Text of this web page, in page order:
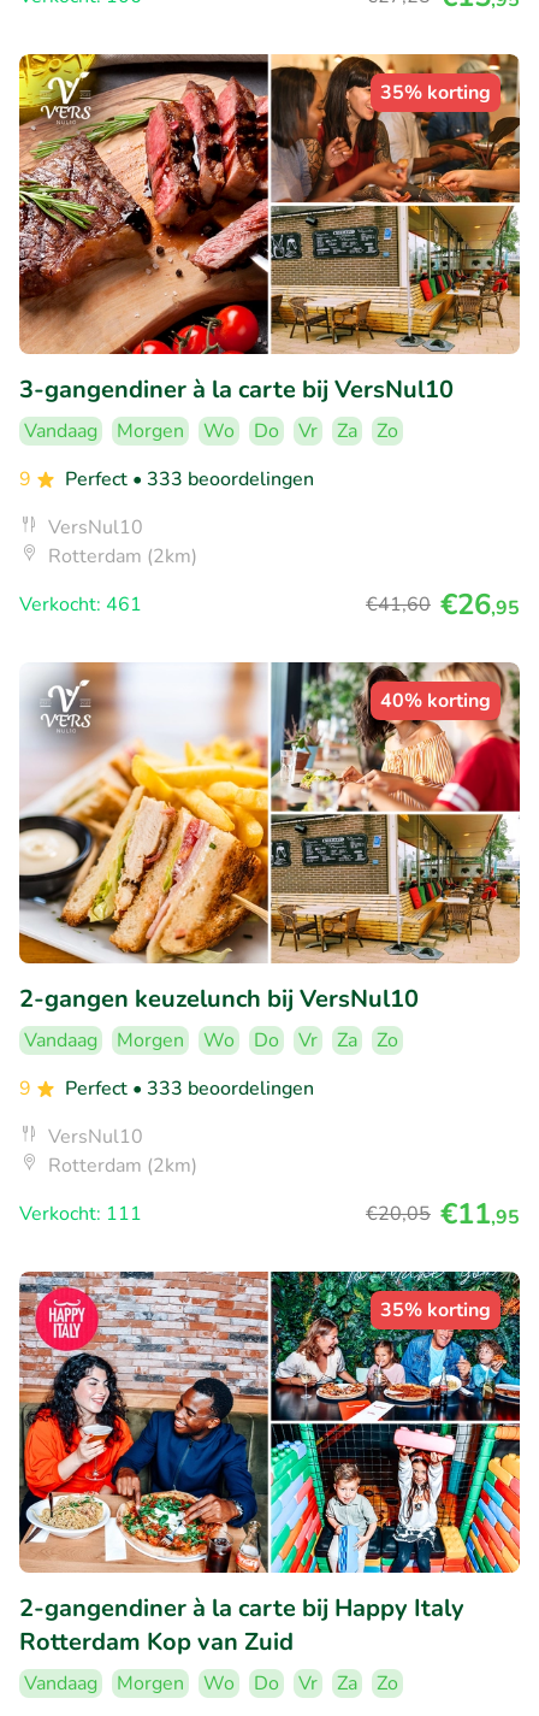
35% korting
3-gangendiner à la carte bij VersNul10
Vandaag Morgen Wo Do Vr Za
Zo
9
Perfect • 333 beoordelingen
VersNul10
Rotterdam (2km)
Verkocht: 461
€41,60 €26,95
40% korting
2-gangen keuzelunch bij VersNul10
Vandaag Morgen Wo Do Vr Za
Zo
9
Perfect • 333 beoordelingen
VersNul10
Rotterdam (2km)
Verkocht: 111
€20,05 €11,95
35% korting
2-gangendiner à la carte bij Happy Italy
Rotterdam Kop van Zuid
Vandaag Morgen Wo Do Vr Za
Zo